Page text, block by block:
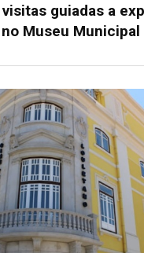
guiadas a
Museu Municipal